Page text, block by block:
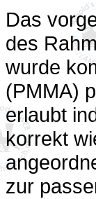
Das
des
wurde
(PMMA)
erlaubt
korrekt
zur